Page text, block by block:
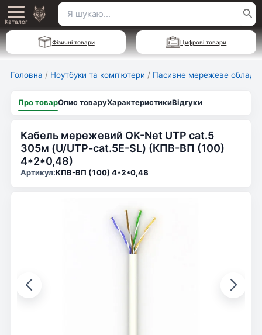
Перейти
до
вмісту
Main
Menu
Каталог
Пошук
для:
Фізичні товари Цифрові товари
Головна / Ноутбуки та комп'ютери / Пасивне мережеве
Про товарОпис товаруХарактеристикиВідгуки
Кабель мережевий OK-Net UTP cat.5
305м (U/UTP-cat.5Е-SL) (КПВ-ВП (100)
4*2*0,48)
Артикул:КПВ-ВП (100) 4*2*0,48